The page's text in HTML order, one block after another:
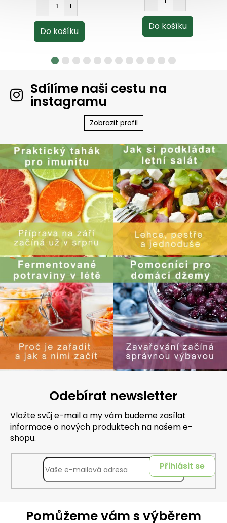
Sdílíme naši cestu na
instagramu
Zobrazit profil
Odebírat newsletter
Vložte svůj e-mail a my vám budeme zasílat
informace o nových produktech na našem e-
shopu.
Přihlásit se
Pomůžeme vám s výběrem